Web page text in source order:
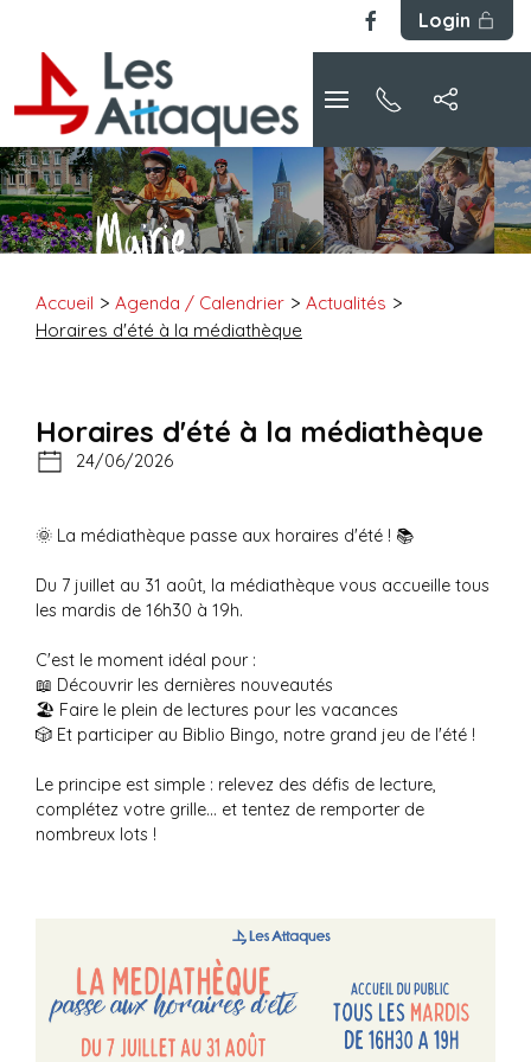
Login
Accueil Agenda / Calendrier
Actualités
Horaires d'été à la médiathèque
Horaires d'été à la médiathèque
24/06/2026
🌞 La médiathèque passe aux horaires d'été ! 📚
Du 7 juillet au 31 août, la médiathèque vous accueille tous
les mardis de 16h30 à 19h.
C'est le moment idéal pour :
📖 Découvrir les dernières nouveautés
🏖️ Faire le plein de lectures pour les vacances
🎲 Et participer au Biblio Bingo, notre grand jeu de l'été !
Le principe est simple : relevez des défis de lecture,
complétez votre grille… et tentez de remporter de
nombreux lots !